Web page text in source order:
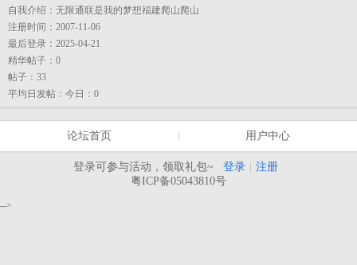
自我介绍： 无限通联是我的梦想福建爬山爬山
注册时间： 2007-11-06
最后登录： 2025-04-21
精华帖子： 0
帖子： 33
平均日发帖： 今日：0
论坛首页 用户中心
登录可参与活动，领取礼包~ 登录
注册
粤ICP备05043810号
-->